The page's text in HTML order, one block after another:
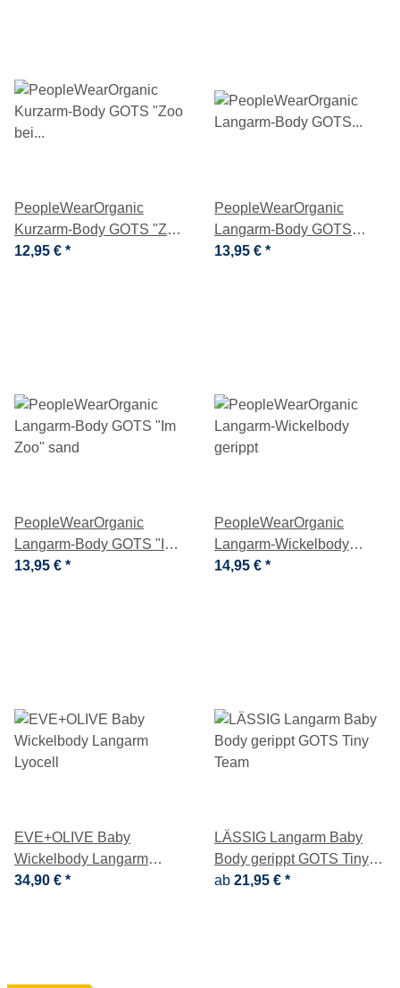
PeopleWearOrganic
Kurzarm-Body GOTS "Zoo
bei Nacht" ozeanblau
12,95 € *
PeopleWearOrganic
Langarm-Body GOTS
"Blumengarten" puderrosa
13,95 € *
PeopleWearOrganic
Langarm-Body GOTS "Im
Zoo" sand
13,95 € *
PeopleWearOrganic
Langarm-Wickelbody
gerippt
14,95 € *
EVE+OLIVE Baby
Wickelbody Langarm
Lyocell
34,90 € *
LÄSSIG Langarm Baby
Body gerippt GOTS Tiny
Team
ab 21,95 € *